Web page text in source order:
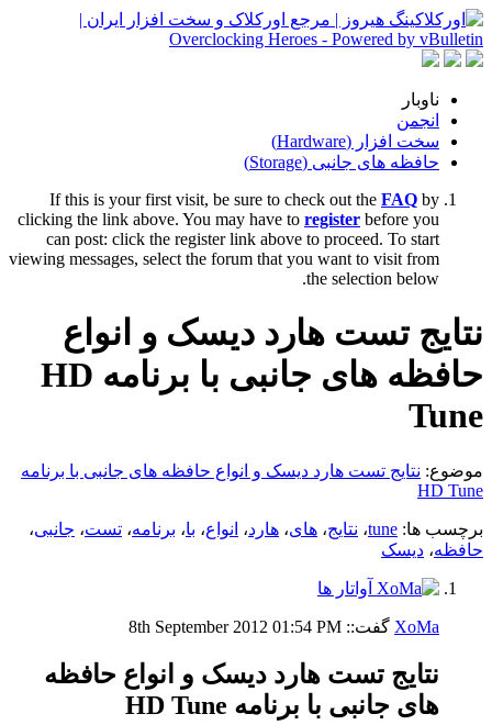
ناوبار
انجمن
سخت افزار (Hardware)
حافظه های جانبی (Storage)
If this is your first visit, be sure to check out the FAQ by
clicking the link above. You may have to register before you
can post: click the register link above to proceed. To start
viewing messages, select the forum that you want to visit from
the selection below.
نتایج تست هارد دیسک و انواع
حافظه های جانبی با برنامه HD
Tune
موضوع: نتایج تست هارد دیسک و انواع حافظه های جانبی با برنامه
HD Tune
برچسب ها: tune، نتایج، های، هارد، انواع، با، برنامه، تست، جانبی،
حافظه، دیسک
XoMa گفت:: 8th September 2012 01:54 PM
نتایج تست هارد دیسک و انواع حافظه
های جانبی با برنامه HD Tune